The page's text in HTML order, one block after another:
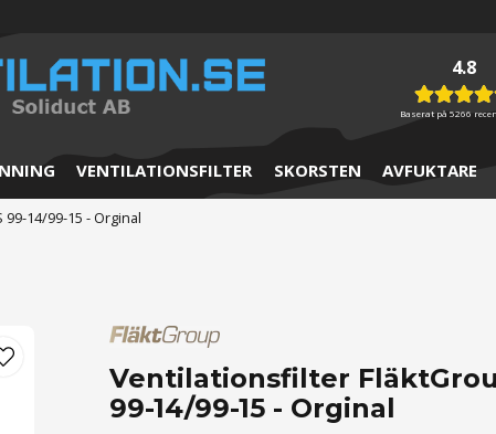
4.8
Baserat på 5266
VENTILATIONSFILTER SKORSTEN AVFUKTARE
14/99-15 - Orginal
Ventilationsfilter
99-14/99-15 - Orginal